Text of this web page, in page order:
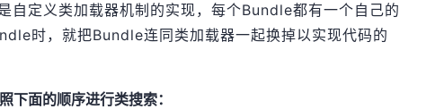
自定义类加载器机制的实现，每个Bundle都有一个自己的
时，就把Bundle连同类加载器一起换掉以实现代码的
下面的顺序进行类搜索：